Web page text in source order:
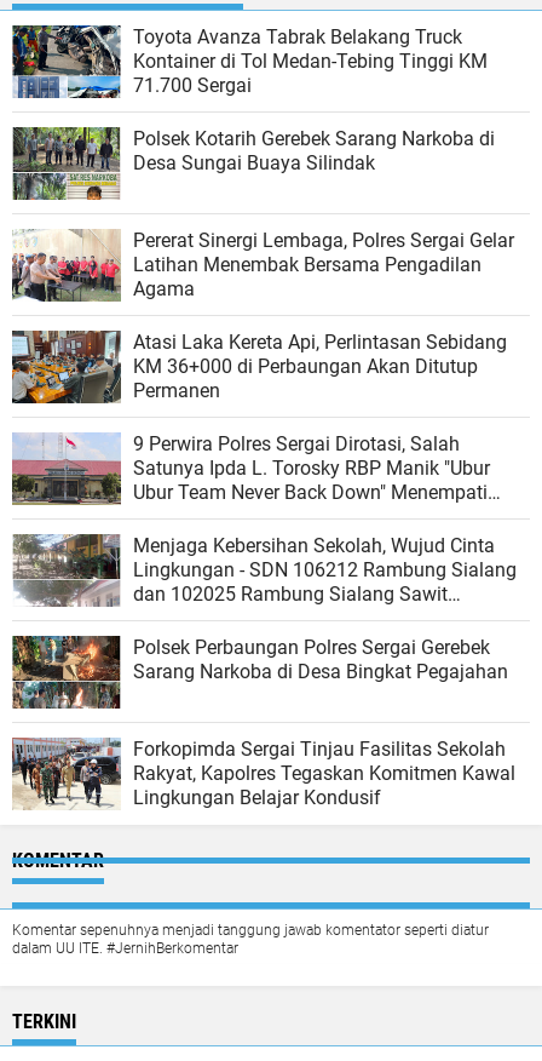
Toyota Avanza Tabrak Belakang Truck
Kontainer di Tol Medan-Tebing Tinggi KM
71.700 Sergai
Polsek Kotarih Gerebek Sarang Narkoba di
Desa Sungai Buaya Silindak
Pererat Sinergi Lembaga, Polres Sergai Gelar
Latihan Menembak Bersama Pengadilan
Agama
Atasi Laka Kereta Api, Perlintasan Sebidang
KM 36+000 di Perbaungan Akan Ditutup
Permanen
9 Perwira Polres Sergai Dirotasi, Salah
Satunya Ipda L. Torosky RBP Manik "Ubur
Ubur Team Never Back Down" Menempati
Polsek Dolok Masihul
Menjaga Kebersihan Sekolah, Wujud Cinta
Lingkungan - SDN 106212 Rambung Sialang
dan 102025 Rambung Sialang Sawit
Kecamatan Sei Rampah
Polsek Perbaungan Polres Sergai Gerebek
Sarang Narkoba di Desa Bingkat Pegajahan
Forkopimda Sergai Tinjau Fasilitas Sekolah
Rakyat, Kapolres Tegaskan Komitmen Kawal
Lingkungan Belajar Kondusif
KOMENTAR
Komentar sepenuhnya menjadi tanggung jawab komentator seperti diatur
dalam UU ITE. #JernihBerkomentar
TERKINI